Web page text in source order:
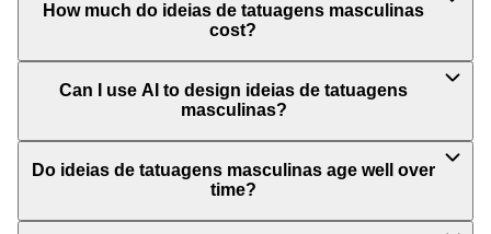
How much do ideias de tatuagens masculinas
cost?
Can I use AI to design ideias de tatuagens
masculinas?
Do ideias de tatuagens masculinas age well over
time?